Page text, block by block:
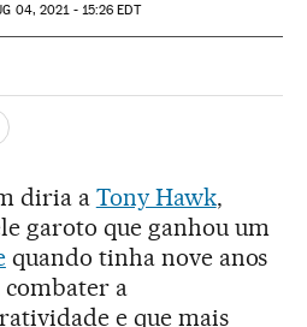
04, 2021 - 15:26 EDT
Sociales
diria a Tony Hawk,
garoto que ganhou um
quando tinha nove anos
a
e que mais